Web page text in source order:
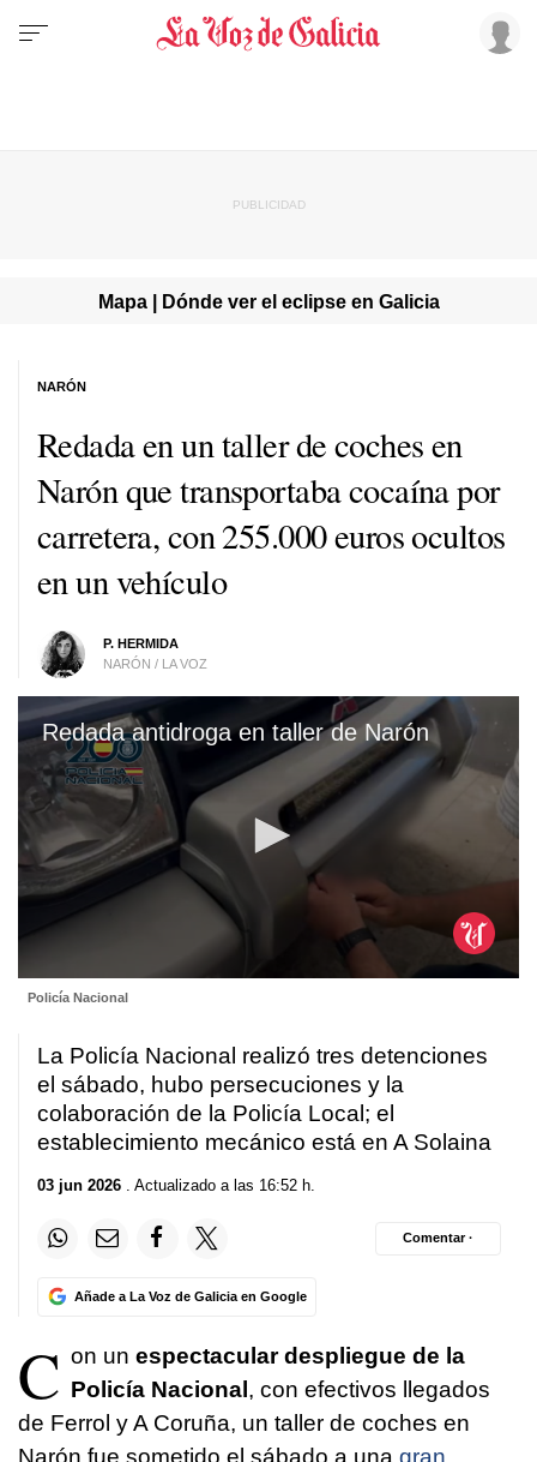
Mapa | Dónde ver el eclipse en Galicia
Redada en un taller de coches en
Narón que transportaba cocaína por
carretera, con 255.000 euros ocultos
en un vehículo
P. HERMIDA
NARÓN / LA VOZ
NARÓN
Redada antidroga en taller de Narón
seconds
minute,
seconds
Policía Nacional
La Policía Nacional realizó tres detenciones
el sábado, hubo persecuciones y la
colaboración de la Policía Local; el
establecimiento mecánico está en A Solaina
03 jun 2026 . Actualizado a las 16:52 h.
Añade a La Voz de Galicia en Google
Comentar ·
C on un espectacular despliegue de la
Policía Nacional, con efectivos llegados
de Ferrol y A Coruña, un taller de coches en
Narón fue sometido el sábado a una gran